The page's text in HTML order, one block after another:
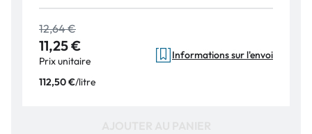
12,64 €
11,25 €
Prix unitaire
112,50 €/litre
Informations sur l'envoi